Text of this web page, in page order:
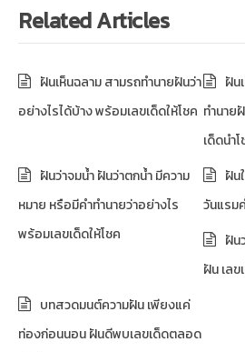
Related Articles
ฝันเห็นฉลาม สามรถทำนายฝันว่า
อย่างไรได้บ้าง พร้อมเลขเด็ดให้โชค
ฝัน
ทำนาย
เด็ดนำ
ฝันว่าจมน้ำ ฝันว่าตกน้ำ มีความ
หมาย หรือมีคำทำนายว่าอย่างไร
พร้อมเลขเด็ดให้โชค
ฝัน
วันแรม
ฝัน
ฝัน เลข
บทสวดมนต์ความฝัน เพียงแค่
ท่องก่อนนอน ฝันดีพบเลขเด็ดตลอด